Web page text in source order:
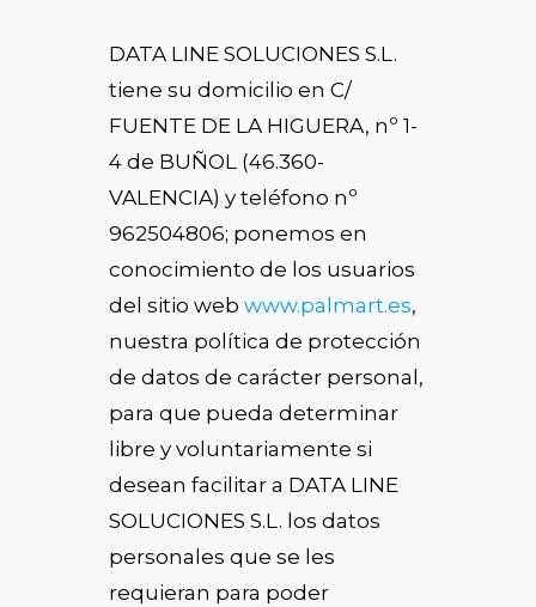
DATA LINE SOLUCIONES S.L.
tiene su domicilio en C/
FUENTE DE LA HIGUERA, nº 1-
4 de BUÑOL (46.360-
VALENCIA) y teléfono nº
962504806; ponemos en
conocimiento de los usuarios
del sitio web www.palmart.es,
nuestra política de protección
de datos de carácter personal,
para que pueda determinar
libre y voluntariamente si
desean facilitar a DATA LINE
SOLUCIONES S.L. los datos
personales que se les
requieran para poder